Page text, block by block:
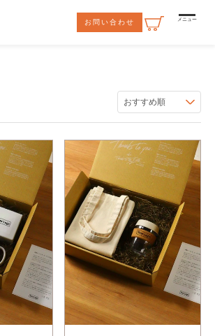
お問い合わせ メニュー
おすすめ順